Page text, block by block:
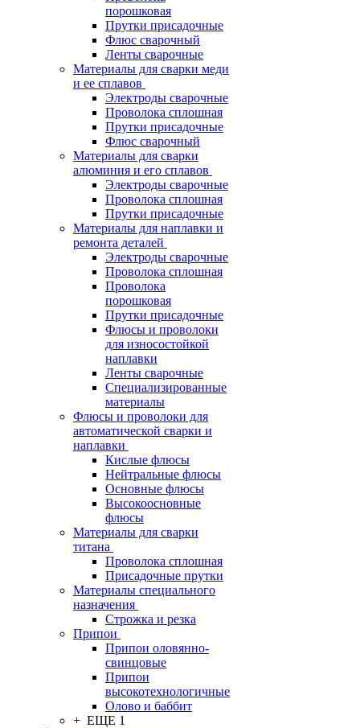
порошковая
Прутки присадочные
Флюс сварочный
Ленты сварочные
Материалы для сварки меди
и ее сплавов
Электроды сварочные
Проволока сплошная
Прутки присадочные
Флюс сварочный
Материалы для сварки
алюминия и его сплавов
Электроды сварочные
Проволока сплошная
Прутки присадочные
Материалы для наплавки и
ремонта деталей
Электроды сварочные
Проволока сплошная
Проволока
порошковая
Прутки присадочные
Флюсы и проволоки
для износостойкой
наплавки
Ленты сварочные
Специализированные
материалы
Флюсы и проволоки для
автоматической сварки и
наплавки
Кислые флюсы
Нейтральные флюсы
Основные флюсы
Высокоосновные
флюсы
Материалы для сварки
титана
Проволока сплошная
Присадочные прутки
Материалы специального
назначения
Строжка и резка
Припои
Припои оловянно-
свинцовые
Припои
высокотехнологичные
Олово и баббит
+ ЕЩЕ 1